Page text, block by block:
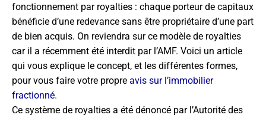
fonctionnement par royalties : chaque porteur de capitaux
bénéficie d’une redevance sans être propriétaire d’une part
de bien acquis. On reviendra sur ce modèle de royalties
car il a récemment été interdit par l’AMF. Voici un article
qui vous explique le concept, et les différentes formes,
pour vous faire votre propre avis sur l’immobilier
fractionné.
Ce système de royalties a été dénoncé par l’Autorité des